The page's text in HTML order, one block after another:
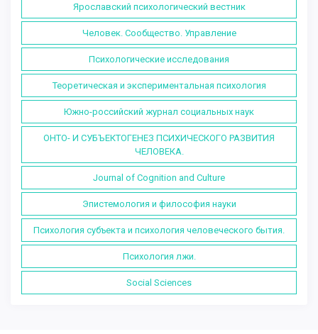
Ярославский психологический вестник
Человек. Сообщество. Управление
Психологические исследования
Теоретическая и экспериментальная психология
Южно-российский журнал социальных наук
ОНТО- И СУБЪЕКТОГЕНЕЗ ПСИХИЧЕСКОГО РАЗВИТИЯ
ЧЕЛОВЕКА.
Journal of Cognition and Culture
Эпистемология и философия науки
Психология субъекта и психология человеческого бытия.
Психология лжи.
Social Sciences